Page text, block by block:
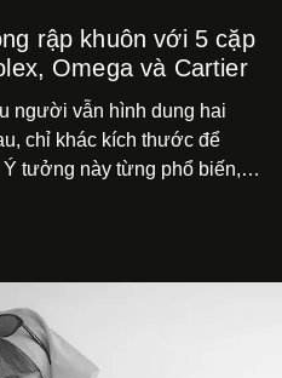
rập khuôn với 5 cặp
Omega và Cartier
người vẫn hình dung hai
chỉ khác kích thước để
tưởng này từng phổ biến,
hai phiên bản nam nữ
tuyệt đối. Họ để những
nối liền hai thiết kế, dù mỗi
riêng.